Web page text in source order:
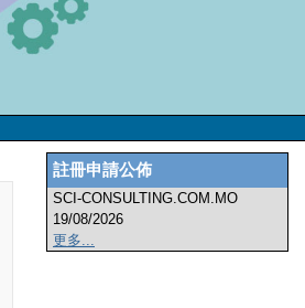
註冊申請公佈
SCI-CONSULTING.COM.MO
19/08/2026
更多...